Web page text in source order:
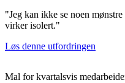
"Jeg kan ikke se noen
virker isolert."
Løs denne utfordringen
Mal for kvartalsvis